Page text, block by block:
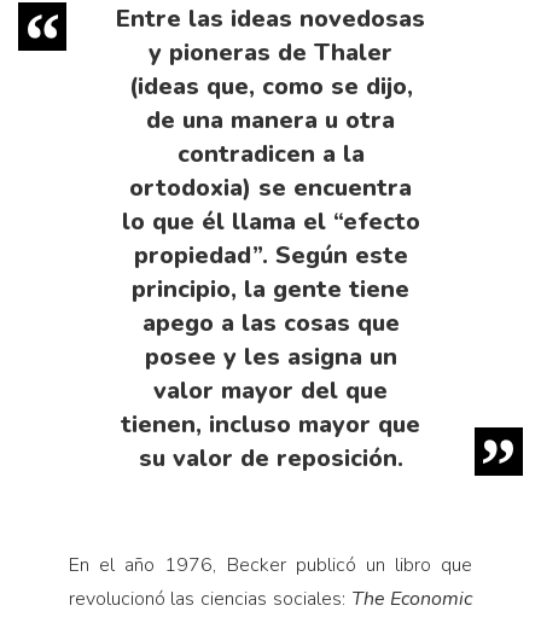
Entre las ideas novedosas
y pioneras de Thaler
(ideas que, como se dijo,
de una manera u otra
contradicen a la
ortodoxia) se encuentra
lo que él llama el “efecto
propiedad”. Según este
principio, la gente tiene
apego a las cosas que
posee y les asigna un
valor mayor del que
tienen, incluso mayor que
su valor de reposición.
En el año 1976, Becker publicó un libro que
revolucionó las ciencias sociales: The Economic